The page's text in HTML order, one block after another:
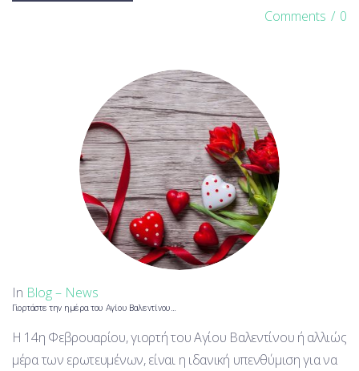
Comments / 0
In Blog – News
Γιορτάστε την ημέρα του Αγίου Βαλεντίνου…
Η 14η Φεβρουαρίου, γιορτή του Αγίου Βαλεντίνου ή αλλιώς
μέρα των ερωτευμένων, είναι η ιδανική υπενθύμιση για να